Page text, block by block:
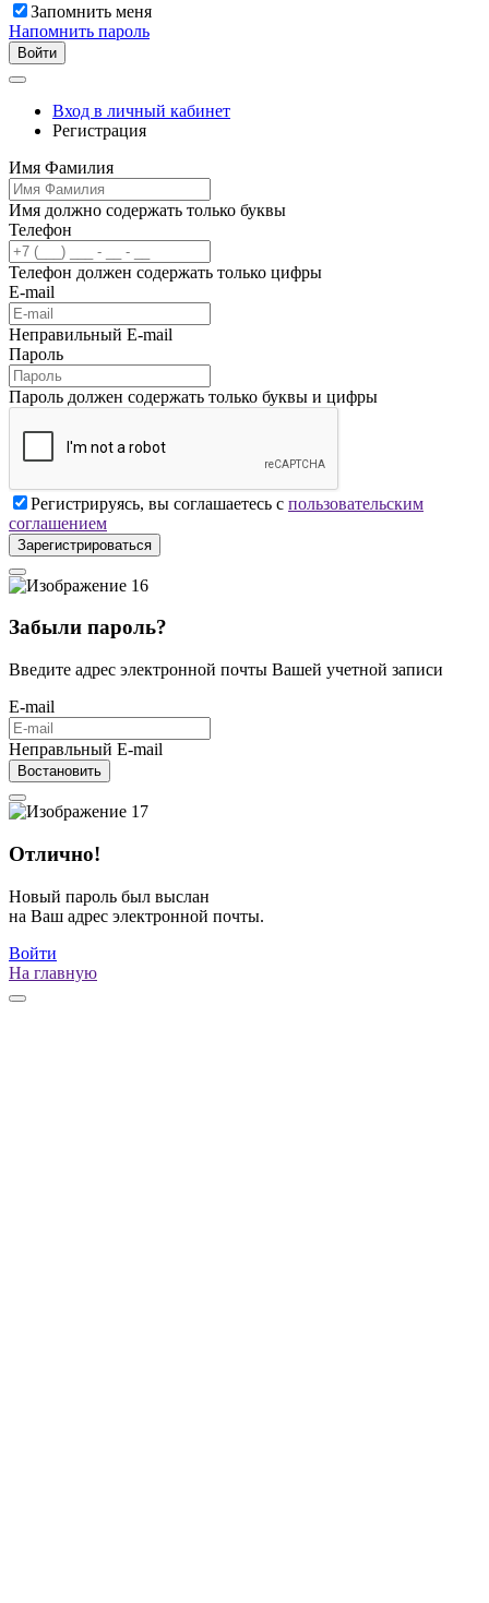
Запомнить меня
Напомнить пароль
Войти
Вход в личный кабинет
Регистрация
Имя Фамилия
Имя должно содержать только буквы
Телефон
Телефон должен содержать только цифры
E-mail
Неправильный E-mail
Пароль
Пароль должен содержать только буквы и цифры
Регистрируясь, вы соглашаетесь с пользовательским
соглашением
Зарегистрироваться
Забыли пароль?
Введите адрес электронной почты Вашей учетной записи
E-mail
Неправльный E-mail
Востановить
Отлично!
Новый пароль был выслан
на Ваш адрес электронной почты.
Войти
На главную